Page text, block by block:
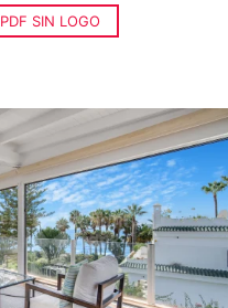
PDF SIN LOGO